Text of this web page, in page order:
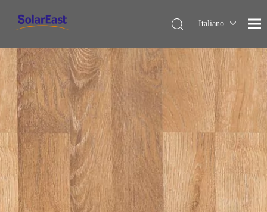
Italiano
Français
Español
Deutsch
Nederlands